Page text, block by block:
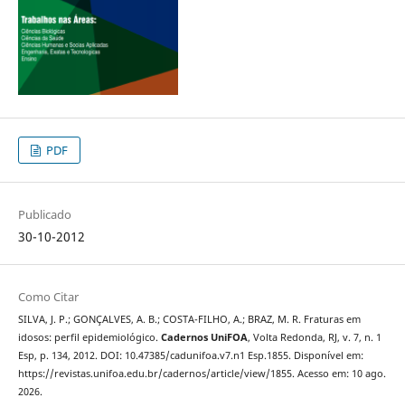
PDF
Publicado
30-10-2012
Como Citar
SILVA, J. P.; GONÇALVES, A. B.; COSTA-FILHO, A.; BRAZ, M. R. Fraturas em
idosos: perfil epidemiológico. Cadernos UniFOA, Volta Redonda, RJ, v. 7, n. 1
Esp, p. 134, 2012. DOI: 10.47385/cadunifoa.v7.n1 Esp.1855. Disponível em:
https://revistas.unifoa.edu.br/cadernos/article/view/1855. Acesso em: 10 ago.
2026.